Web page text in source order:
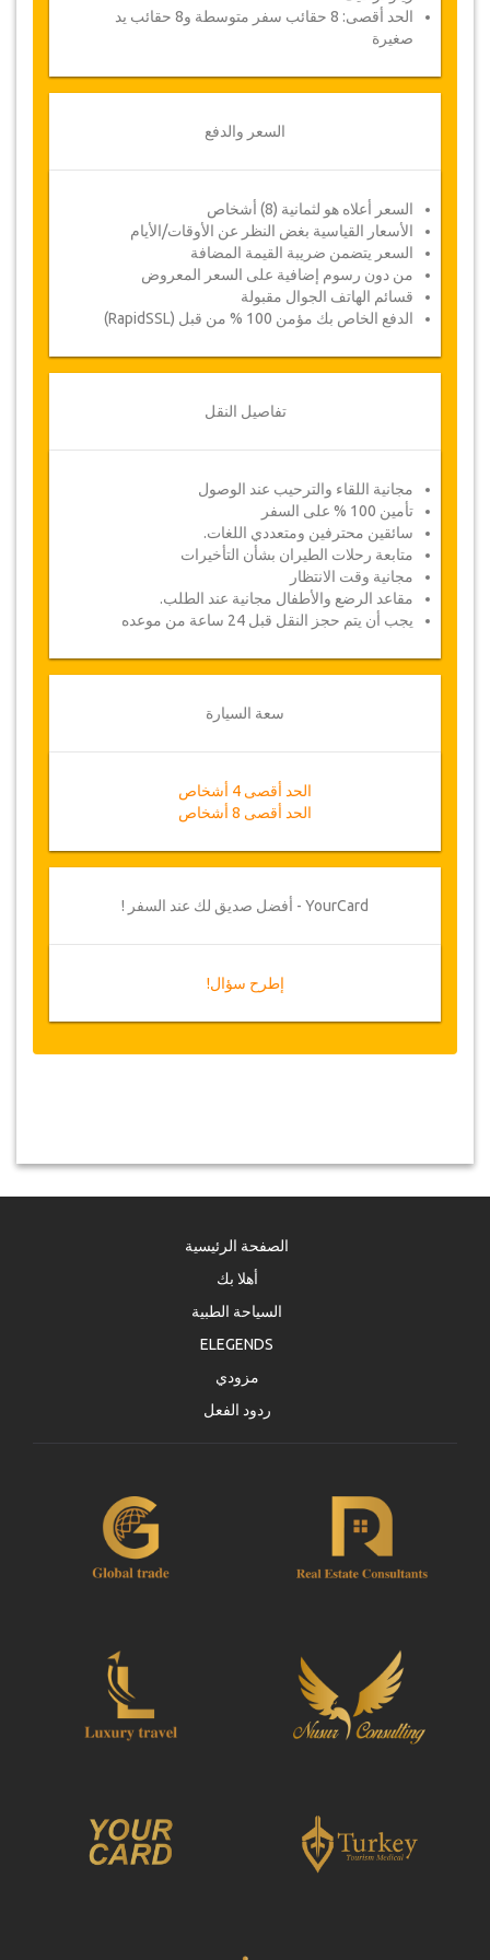
الحد أقصى: 8 حقائب سفر متوسطة و8 حقائب يد
صغيرة
السعر والدفع
السعر أعلاه هو لثمانية (8) أشخاص
الأسعار القياسية بغض النظر عن الأوقات/الأيام
السعر يتضمن ضريبة القيمة المضافة
من دون رسوم إضافية على السعر المعروض
قسائم الهاتف الجوال مقبولة
الدفع الخاص بك مؤمن 100 % من قبل (RapidSSL)
تفاصيل النقل
مجانية اللقاء والترحيب عند الوصول
تأمين 100 % على السفر
سائقين محترفين ومتعددي اللغات.
متابعة رحلات الطيران بشأن التأخيرات
مجانية وقت الانتظار
مقاعد الرضع والأطفال مجانية عند الطلب.
يجب أن يتم حجز النقل قبل 24 ساعة من موعده
سعة السيارة
الحد أقصى 4 أشخاص
الحد أقصى 8 أشخاص
YourCard - أفضل صديق لك عند السفر !
إطرح سؤال!
الصفحة الرئيسية
أهلا بك
السياحة الطبية
ELEGENDS
مزودي
ردود الفعل